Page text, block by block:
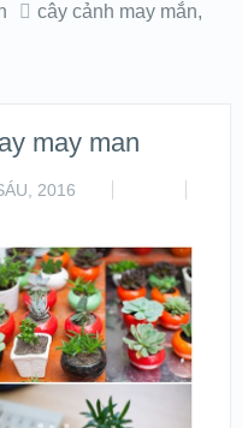
cây cảnh may mắn,
may man
2016